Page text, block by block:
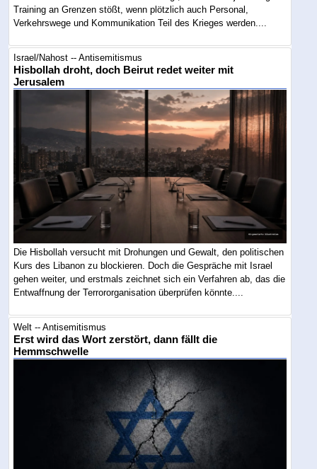
Training an Grenzen stößt, wenn plötzlich auch Personal,
Verkehrswege und Kommunikation Teil des Krieges werden....
Israel/Nahost -- Antisemitismus
Hisbollah droht, doch Beirut redet weiter mit
Jerusalem
Die Hisbollah versucht mit Drohungen und Gewalt, den politischen
Kurs des Libanon zu blockieren. Doch die Gespräche mit Israel
gehen weiter, und erstmals zeichnet sich ein Verfahren ab, das die
Entwaffnung der Terrororganisation überprüfen könnte....
Welt -- Antisemitismus
Erst wird das Wort zerstört, dann fällt die
Hemmschwelle